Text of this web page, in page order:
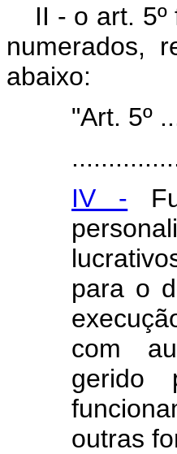
II - o art.
numerados,
abaixo:
"Art. 5º
IV -
para o
com
gerido
outras